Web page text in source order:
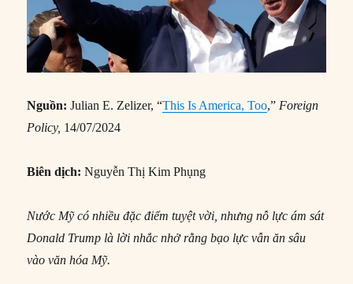
Nguồn: Julian E. Zelizer, “This Is America, Too,” Foreign
Policy, 14/07/2024
Biên dịch: Nguyễn Thị Kim Phụng
Nước Mỹ có nhiều đặc điểm tuyệt vời, nhưng nỗ lực ám sát
Donald Trump là lời nhắc nhở rằng bạo lực vẫn ăn sâu
vào văn hóa Mỹ.